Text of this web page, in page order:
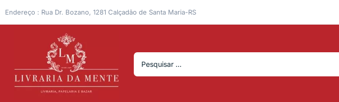
Endereço : Rua Dr. Bozano, 1281 Calçadão de Santa Maria-RS